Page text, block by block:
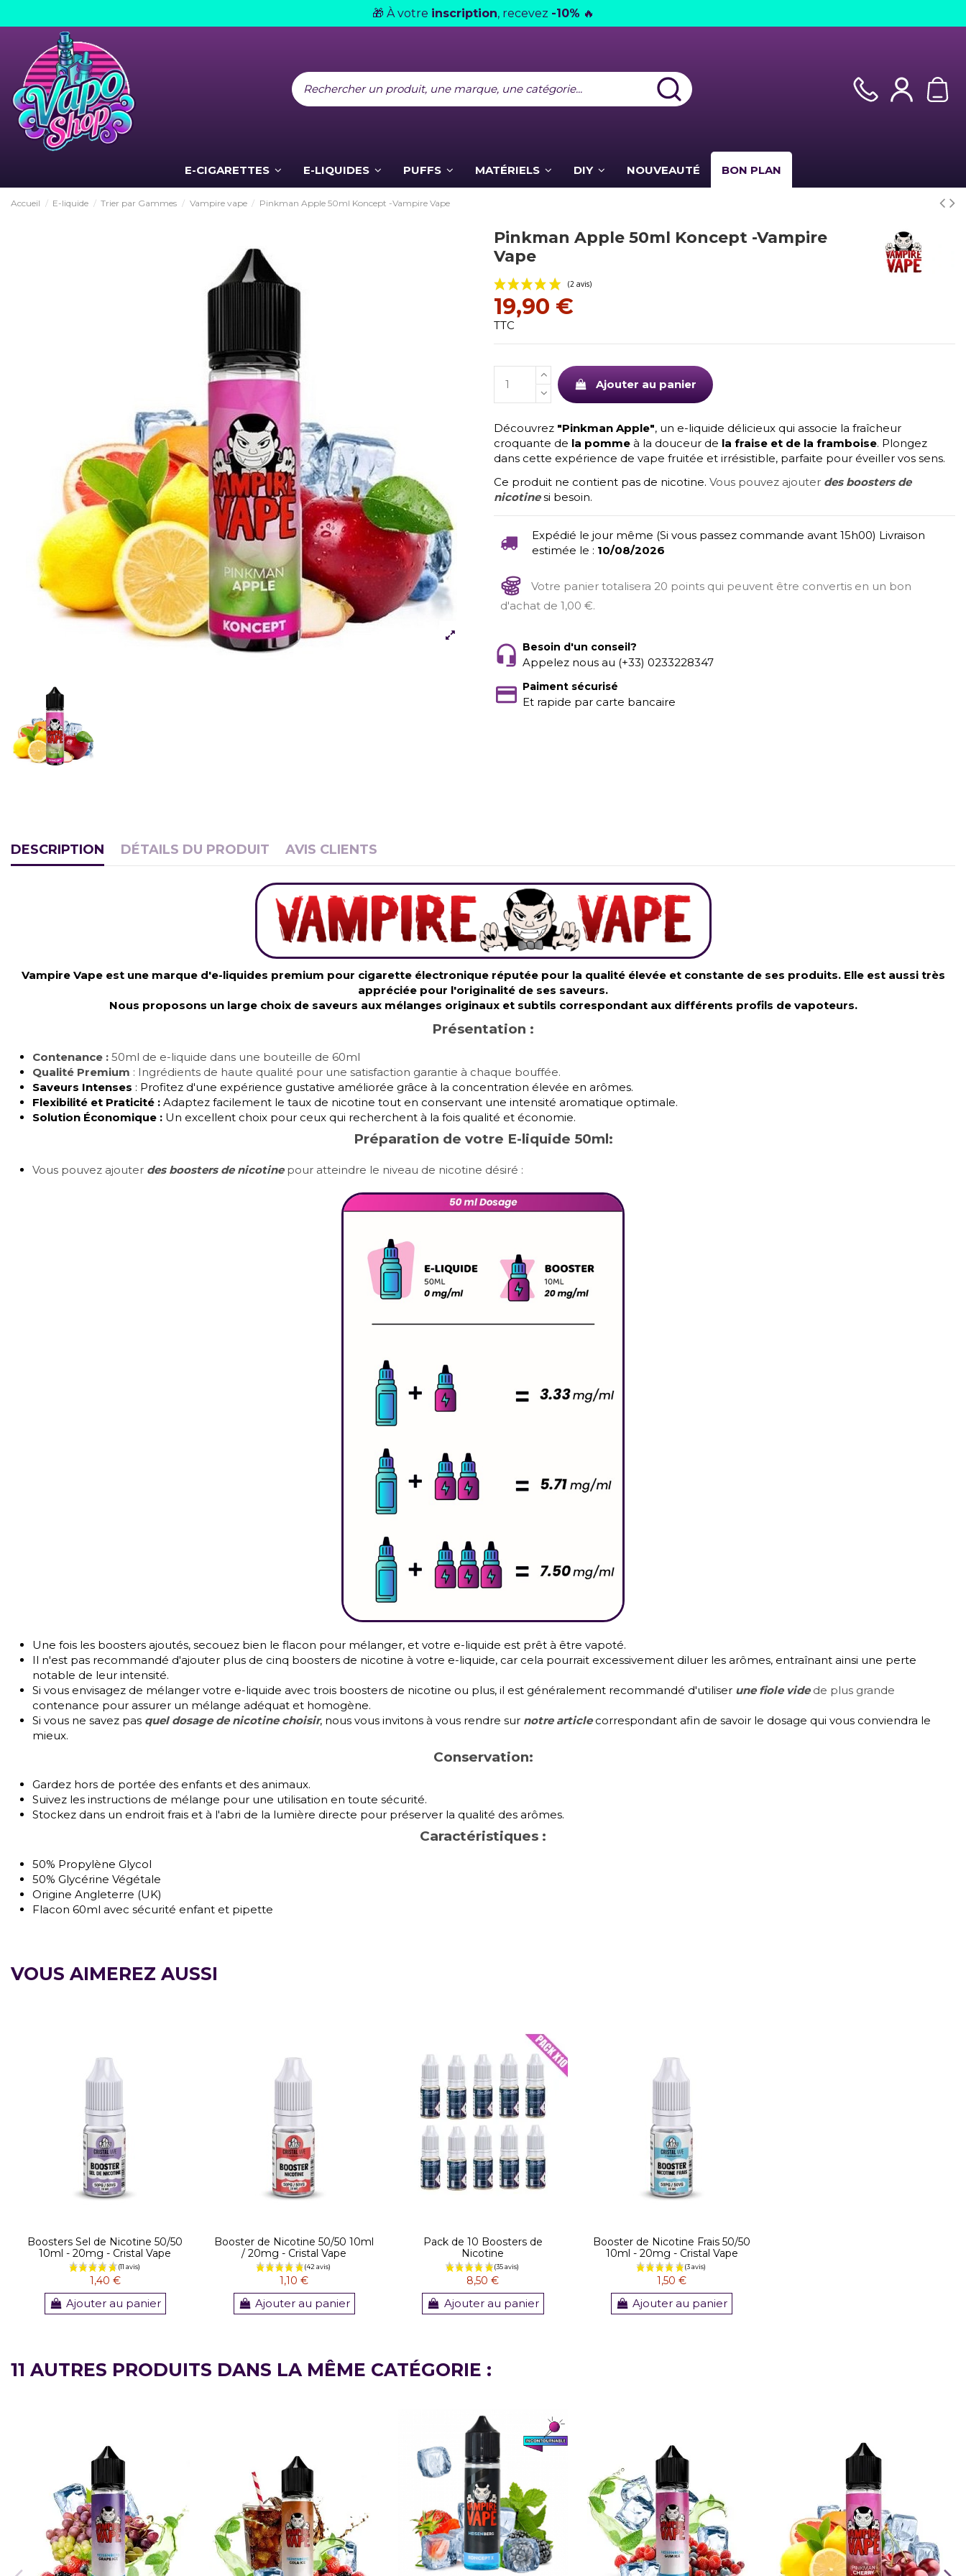
🎁 À votre inscription, recevez -10% 🔥
E-CIGARETTES E-LIQUIDES PUFFS MATÉRIELS DIY NOUVEAUTÉ BON PLAN
Accueil E-liquide Trier par Gammes Vampire vape Pinkman Apple 50ml Koncept -Vampire Vape
Pinkman Apple 50ml Koncept -Vampire
Vape
19,90 €
TTC
Ajouter au panier
Découvrez "Pinkman Apple", un e-liquide délicieux qui associe la fraîcheur
croquante de la pomme à la douceur de la fraise et de la framboise. Plongez
dans cette expérience de vape fruitée et irrésistible, parfaite pour éveiller vos sens.
Ce produit ne contient pas de nicotine. Vous pouvez ajouter des boosters de
nicotine si besoin.
Expédié le jour même (Si vous passez commande avant 15h00) Livraison
estimée le : 10/08/2026
Votre panier totalisera 20 points qui peuvent être convertis en un bon
d'achat de 1,00 €.
Besoin d'un conseil?
Appelez nous au (+33) 0233228347
Paiment sécurisé
Et rapide par carte bancaire
DESCRIPTION DÉTAILS DU PRODUIT AVIS CLIENTS
Vampire Vape est une marque d'e-liquides premium pour cigarette électronique réputée pour la qualité élevée et constante de ses produits. Elle est aussi très
appréciée pour l'originalité de ses saveurs.
Nous proposons un large choix de saveurs aux mélanges originaux et subtils correspondant aux différents profils de vapoteurs.
Présentation :
Contenance : 50ml de e-liquide dans une bouteille de 60ml
Qualité Premium : Ingrédients de haute qualité pour une satisfaction garantie à chaque bouffée.
Saveurs Intenses : Profitez d'une expérience gustative améliorée grâce à la concentration élevée en arômes.
Flexibilité et Praticité : Adaptez facilement le taux de nicotine tout en conservant une intensité aromatique optimale.
Solution Économique : Un excellent choix pour ceux qui recherchent à la fois qualité et économie.
Préparation de votre E-liquide 50ml:
Vous pouvez ajouter des boosters de nicotinepour atteindre le niveau de nicotine désiré :
Une fois les boosters ajoutés, secouez bien le flacon pour mélanger, et votre e-liquide est prêt à être vapoté.
Il n'est pas recommandé d'ajouter plus de cinq boosters de nicotine à votre e-liquide, car cela pourrait excessivement diluer les arômes, entraînant ainsi une perte
notable de leur intensité.
Si vous envisagez de mélanger votre e-liquide avec trois boosters de nicotine ou plus, il est généralement recommandé d'utiliser une fiole videde plus grande
contenance pour assurer un mélange adéquat et homogène.
Si vous ne savez pas quel dosage de nicotine choisir, nous vous invitons à vous rendre sur notre articlecorrespondant afin de savoir le dosage qui vous conviendra le
mieux.
Conservation:
Gardez hors de portée des enfants et des animaux.
Suivez les instructions de mélange pour une utilisation en toute sécurité.
Stockez dans un endroit frais et à l'abri de la lumière directe pour préserver la qualité des arômes.
Caractéristiques :
50% Propylène Glycol
50% Glycérine Végétale
Origine Angleterre (UK)
Flacon 60ml avec sécurité enfant et pipette
VOUS AIMEREZ AUSSI
Boosters Sel de Nicotine 50/50
10ml - 20mg - Cristal Vape
1,40 €
Ajouter au panier
Booster de Nicotine 50/50 10ml
/ 20mg - Cristal Vape
1,10 €
Ajouter au panier
Pack de 10 Boosters de
Nicotine
8,50 €
Ajouter au panier
Booster de Nicotine Frais 50/50
10ml - 20mg - Cristal Vape
1,50 €
Ajouter au panier
11 AUTRES PRODUITS DANS LA MÊME CATÉGORIE :